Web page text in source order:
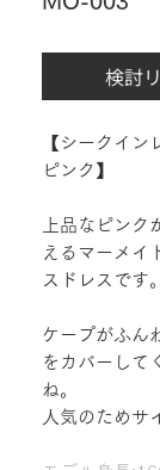
検討
【シークイ
ピンク】
上品なピンク
えるマーメイ
スドレスです。
ケープがふん
をカバーして
ね。
人気のためサ